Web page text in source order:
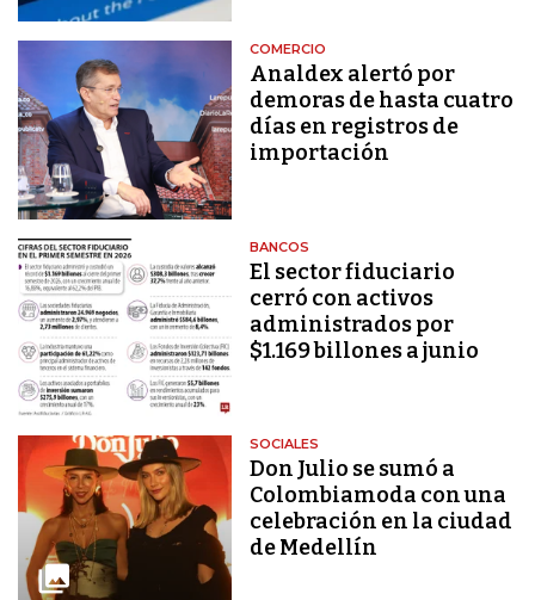
COMERCIO
Analdex alertó por
demoras de hasta cuatro
días en registros de
importación
BANCOS
El sector fiduciario
cerró con activos
administrados por
$1.169 billones a junio
SOCIALES
Don Julio se sumó a
Colombiamoda con una
celebración en la ciudad
de Medellín